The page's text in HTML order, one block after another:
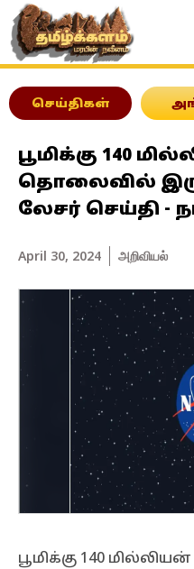
செய்திகள்
பூமிக்கு 140
தொலைவில்
லேசர் செய்தி -
April 30, 2024 அறிவியல்
பூமிக்கு 140